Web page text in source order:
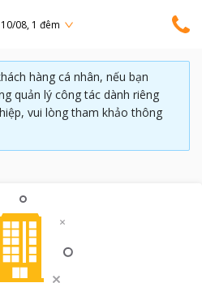
08, 1 đêm
hàng cá nhân, nếu bạn
quản lý công tác dành riêng
vui lòng tham khảo thông